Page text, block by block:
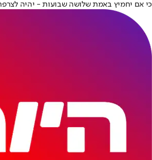
כי אם יחמיץ באמת שלושה שבועות - יהיה